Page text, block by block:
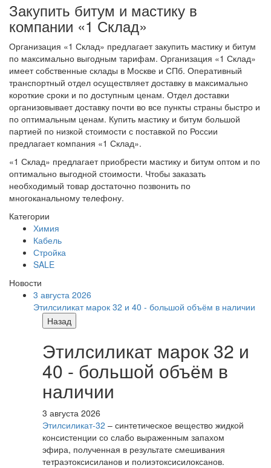
Закупить битум и мастику в
компании «1 Склад»
Организация «1 Склад» предлагает закупить мастику и битум
по максимально выгодным тарифам. Организация «1 Склад»
имеет собственные склады в Москве и СПб. Оперативный
транспортный отдел осуществляет доставку в максимально
короткие сроки и по доступным ценам. Отдел доставки
организовывает доставку почти во все пункты страны быстро и
по оптимальным ценам. Купить мастику и битум большой
партией по низкой стоимости с поставкой по России
предлагает компания «1 Склад».
«1 Склад» предлагает приобрести мастику и битум оптом и по
оптимально выгодной стоимости. Чтобы заказать
необходимый товар достаточно позвонить по
многоканальному телефону.
Категории
Химия
Кабель
Стройка
SALE
Новости
3 августа 2026
Этилсиликат марок 32 и 40 - большой объём в наличии
Назад
Этилсиликат марок 32 и
40 - большой объём в
наличии
3 августа 2026
Этилсиликат-32 – синтетическое вещество жидкой
консистенции со слабо выраженным запахом
эфира, полученная в результате смешивания
тетpаэтоксисиланов и полиэтоксисилоксанов.